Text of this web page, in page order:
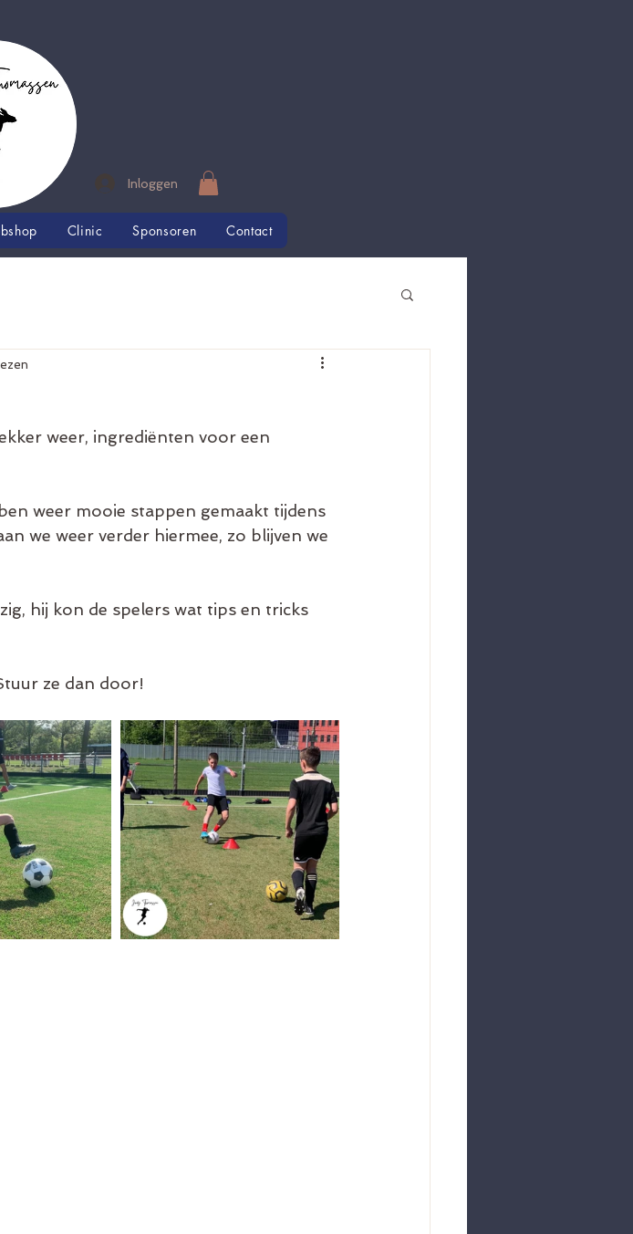
Inloggen
Clinic Sponsoren Contact
weer, ingrediënten voor een
weer mooie stappen gemaakt tijdens
we weer verder hiermee, zo blijven we
hij kon de spelers wat tips en tricks
ze dan door!